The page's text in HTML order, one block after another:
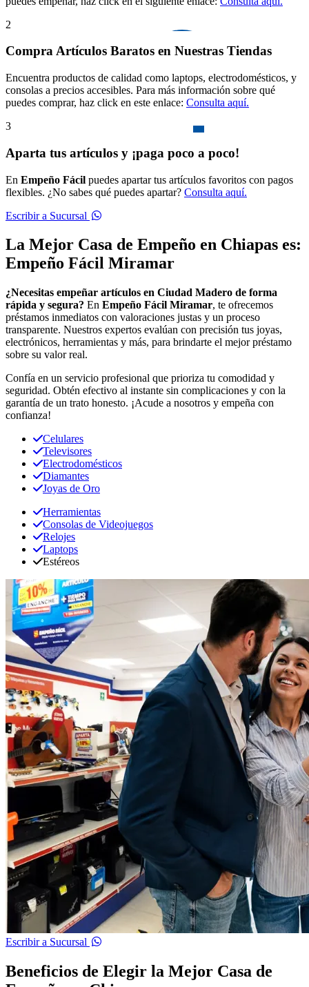
2
Compra Artículos Baratos en Nuestras Tiendas
Encuentra productos de calidad como laptops, electrodomésticos, y
consolas a precios accesibles. Para más información sobre qué
puedes comprar, haz click en este enlace: Consulta aquí.
3
Aparta tus artículos y ¡paga poco a poco!
En Empeño Fácil puedes apartar tus artículos favoritos con pagos
flexibles. ¿No sabes qué puedes apartar? Consulta aquí.
Escribir a Sucursal
La Mejor Casa de Empeño en Chiapas es:
Empeño Fácil Miramar
¿Necesitas empeñar artículos en Ciudad Madero de forma
rápida y segura? En Empeño Fácil Miramar, te ofrecemos
préstamos inmediatos con valoraciones justas y un proceso
transparente. Nuestros expertos evalúan con precisión tus joyas,
electrónicos, herramientas y más, para brindarte el mejor préstamo
sobre su valor real.
Confía en un servicio profesional que prioriza tu comodidad y
seguridad. Obtén efectivo al instante sin complicaciones y con la
garantía de un trato honesto. ¡Acude a nosotros y empeña con
confianza!
Celulares
Televisores
Electrodomésticos
Diamantes
Joyas de Oro
Herramientas
Consolas de Videojuegos
Relojes
Laptops
Estéreos
Escribir a Sucursal
Beneficios de Elegir la Mejor Casa de